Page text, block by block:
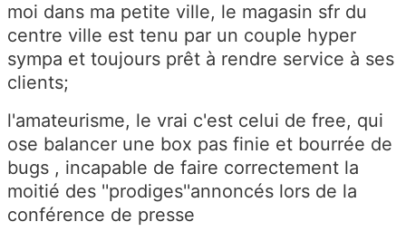
moi dans ma petite ville, le magasin sfr du
centre ville est tenu par un couple hyper
sympa et toujours prêt à rendre service à ses
clients;
l'amateurisme, le vrai c'est celui de free, qui
ose balancer une box pas finie et bourrée de
bugs , incapable de faire correctement la
moitié des ''prodiges''annoncés lors de la
conférence de presse